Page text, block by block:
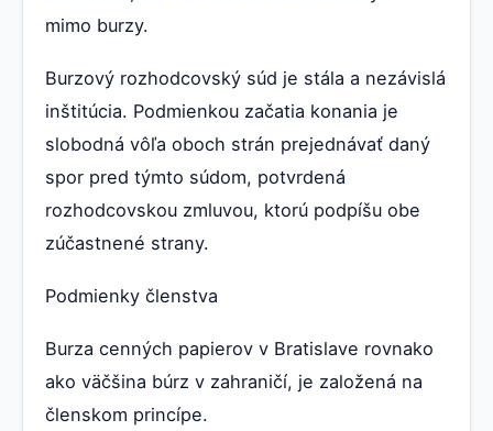
mimo burzy.
Burzový rozhodcovský súd je stála a nezávislá
inštitúcia. Podmienkou začatia konania je
slobodná vôľa oboch strán prejednávať daný
spor pred týmto súdom, potvrdená
rozhodcovskou zmluvou, ktorú podpíšu obe
zúčastnené strany.
Podmienky členstva
Burza cenných papierov v Bratislave rovnako
ako väčšina búrz v zahraničí, je založená na
členskom princípe.